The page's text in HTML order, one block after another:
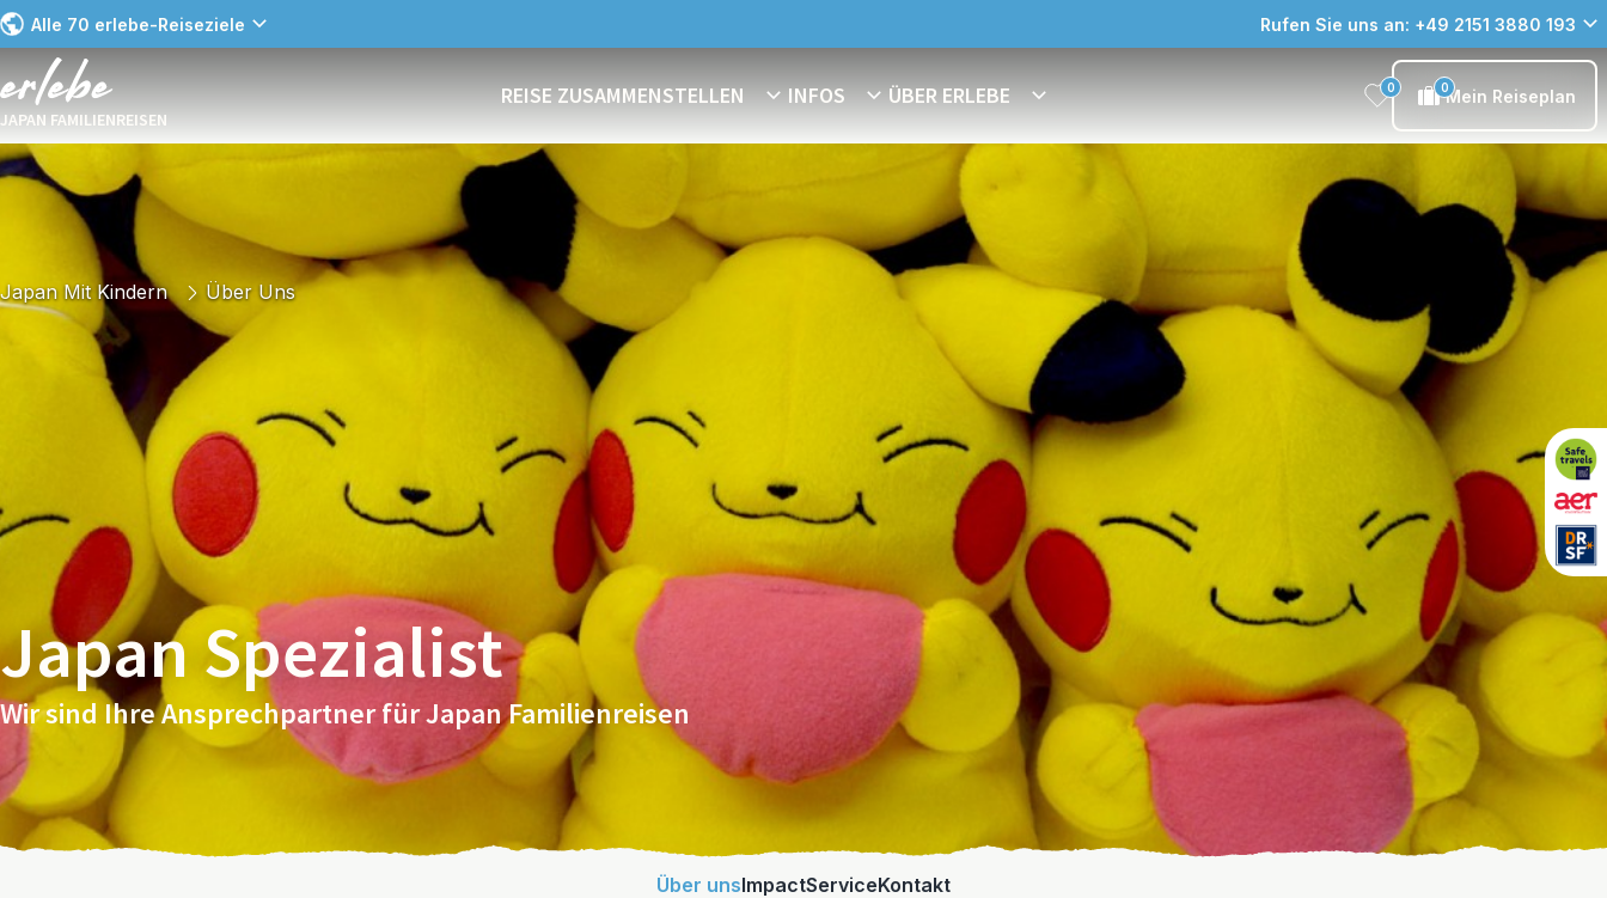
Alle 70 erlebe-Reiseziele Rufen Sie uns an: +49 2151 3880 193
JAPAN FAMILIENREISEN
REISE ZUSAMMENSTELLEN INFOS ÜBER ERLEBE 0 0Mein Reiseplan
Japan Mit Kindern Über Uns
Japan Spezialist
Wir sind Ihre Ansprechpartner für Japan Familienreisen
Über unsImpactServiceKontakt